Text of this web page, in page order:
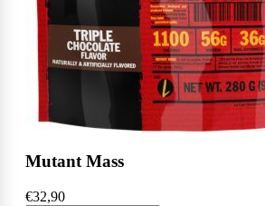
Mutant Mass
€32,90